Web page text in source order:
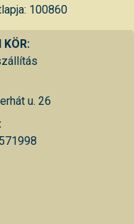
100860
KÖR:
u. 26